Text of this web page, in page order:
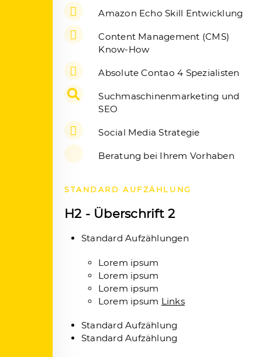
Amazon Echo Skill Entwicklung
Content Management (CMS)
Know-How
Absolute Contao 4 Spezialisten
Suchmaschinenmarketing und
SEO
Social Media Strategie
Beratung bei Ihrem Vorhaben
STANDARD AUFZÄHLUNG
H2 - Überschrift 2
Standard Aufzählungen
Lorem ipsum
Lorem ipsum
Lorem ipsum
Lorem ipsum Links
Standard Aufzählung
Standard Aufzählung